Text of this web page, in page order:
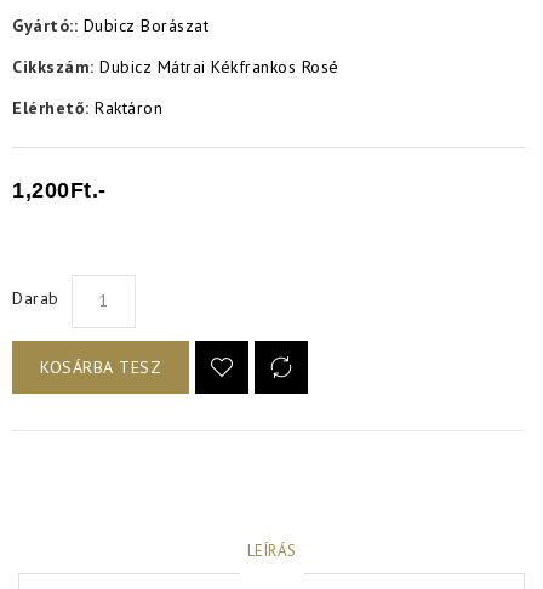
Gyártó:: Dubicz Borászat
Cikkszám: Dubicz Mátrai Kékfrankos Rosé
Elérhető: Raktáron
1,200Ft.-
Darab
KOSÁRBA TESZ
LEÍRÁS